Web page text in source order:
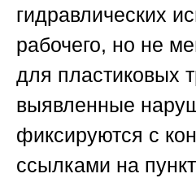
гидравлических
рабочего, но не
для пластиковых
выявленные
фиксируются с
ссылками на